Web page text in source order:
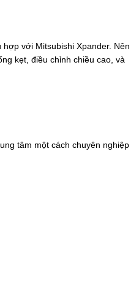
với Mitsubishi Xpander. Nên
kẹt, điều chỉnh chiều cao, và
tâm một cách chuyên nghiệp